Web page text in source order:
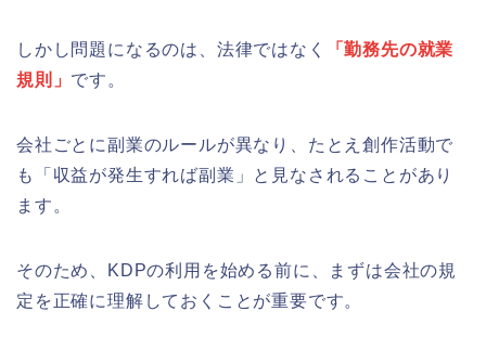
しかし問題になるのは、法律ではなく
「勤務先の就業
規則」 です。
会社ごとに副業のルールが異なり、たとえ創作活動で
も「収益が発生すれば副業」と見なされることがあり
ます。
そのため、KDPの利用を始める前に、まずは会社の規
定を正確に理解しておくことが重要です。